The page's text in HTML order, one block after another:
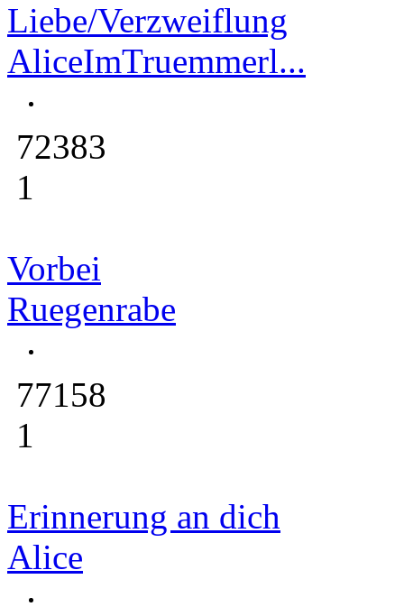
Liebe/Verzweiflung
AliceImTruemmerl...
72383
1
Vorbei
Ruegenrabe
77158
1
Erinnerung an dich
Alice